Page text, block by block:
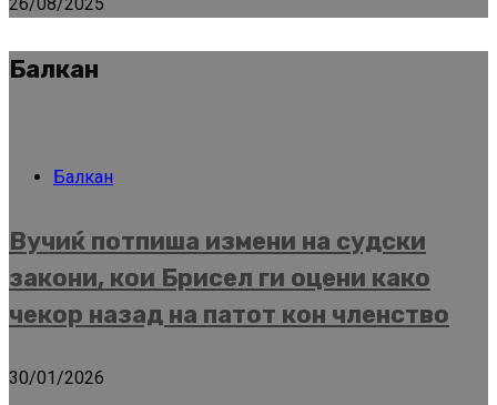
26/08/2025
Балкан
Балкан
Вучиќ потпиша измени на судски
закони, кои Брисел ги оцени како
чекор назад на патот кон членство
30/01/2026